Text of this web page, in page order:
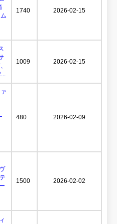
1740 2026-02-15
1009 2026-02-15
480 2026-02-09
1500 2026-02-02